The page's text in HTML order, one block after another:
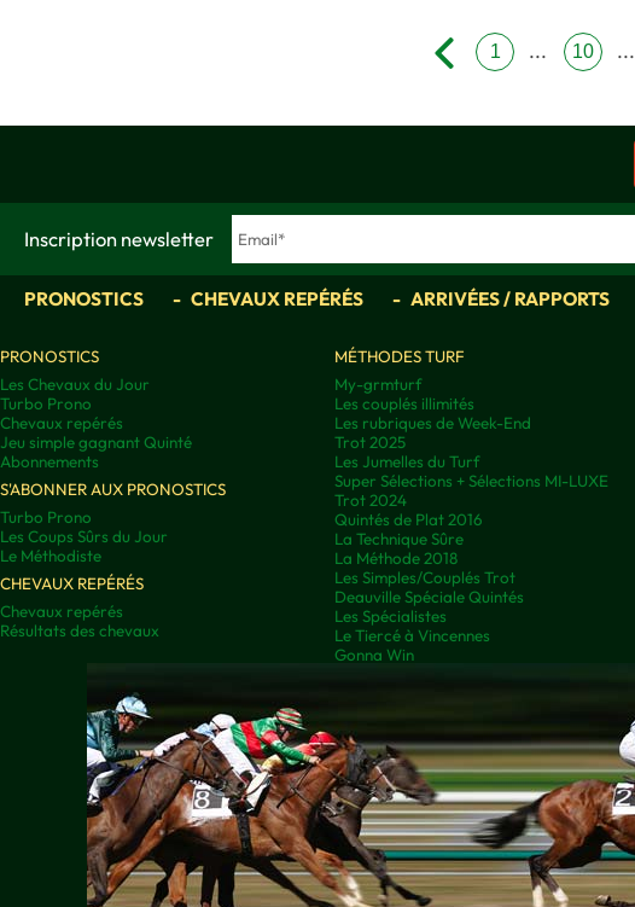
1 ... 10 ...
Inscription newsletter
PRONOSTICS CHEVAUX REPÉRÉS ARRIVÉES / RAPPORTS
PRONOSTICS
Les Chevaux du Jour
Turbo Prono
Chevaux repérés
Jeu simple gagnant Quinté
Abonnements
S'ABONNER AUX PRONOSTICS
Turbo Prono
Les Coups Sûrs du Jour
Le Méthodiste
CHEVAUX REPÉRÉS
Chevaux repérés
Résultats des chevaux
MÉTHODES TURF
My-grmturf
Les couplés illimités
Les rubriques de Week-End
Trot 2025
Les Jumelles du Turf
Super Sélections + Sélections MI-LUXE
Trot 2024
Quintés de Plat 2016
La Technique Sûre
La Méthode 2018
Les Simples/Couplés Trot
Deauville Spéciale Quintés
Les Spécialistes
Le Tiercé à Vincennes
Gonna Win